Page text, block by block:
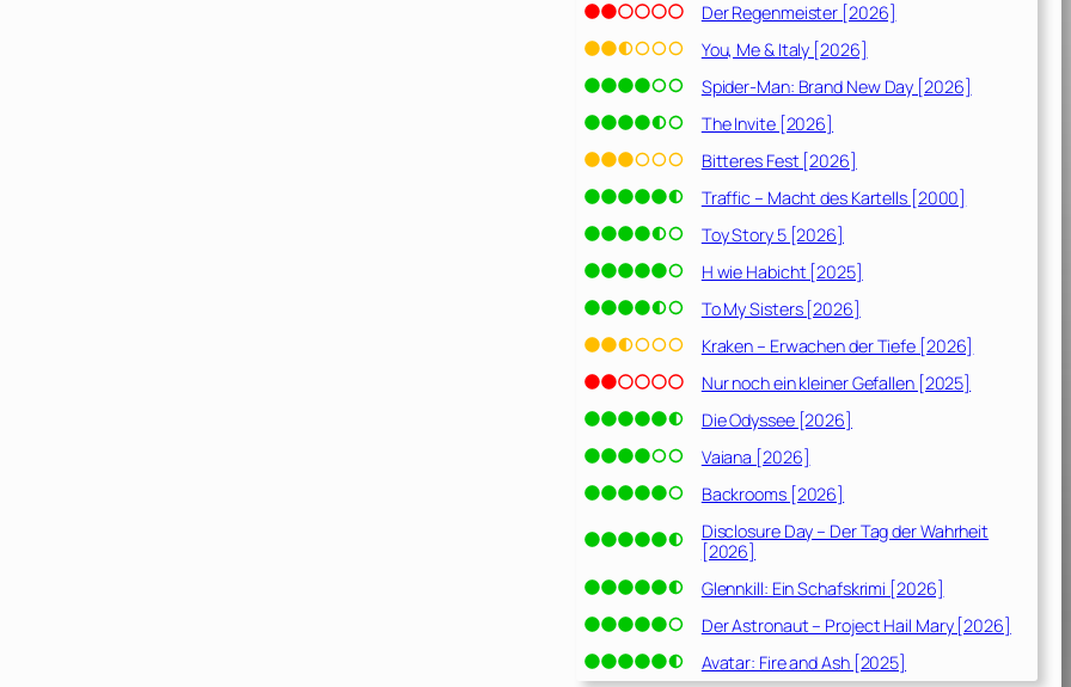
Der Regenmeister [2026]
You, Me & Italy [2026]
Spider-Man: Brand New Day [2026]
The Invite [2026]
Bitteres Fest [2026]
Traffic – Macht des Kartells [2000]
Toy Story 5 [2026]
H wie Habicht [2025]
To My Sisters [2026]
Kraken – Erwachen der Tiefe [2026]
Nur noch ein kleiner Gefallen [2025]
Die Odyssee [2026]
Vaiana [2026]
Backrooms [2026]
Disclosure Day – Der Tag der Wahrheit
[2026]
Glennkill: Ein Schafskrimi [2026]
Der Astronaut – Project Hail Mary [2026]
Avatar: Fire and Ash [2025]